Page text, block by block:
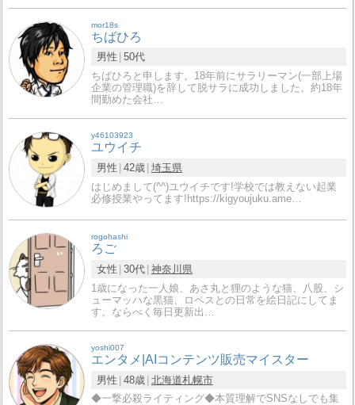
mor18s
ちばひろ
男性 50代
ちばひろと申します。18年前にサラリーマン(一部上場
企業の管理職)を辞して脱サラに成功しました。約18年
間勤めた会社…
y46103923
ユウイチ
男性 42歳 埼玉県
はじめまして(^^)ユウイチです!学校では教えない起業
必修授業やってます!https://kigyoujuku.ame…
rogohashi
ろご
女性 30代 神奈川県
1歳になった一人娘、あさ丸と狸のような猫、八股、シ
ューマッハな黒猫、ロペスとの日常を絵日記にしてま
す。ならべく毎日更新出…
yoshi007
エンタメ|AIコンテンツ販売マイスター
男性 48歳 北海道札幌市
◆一撃必殺ライティング◆本質理解でSNSなしでも集